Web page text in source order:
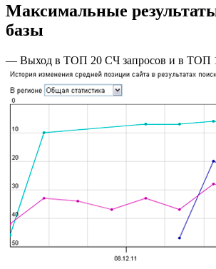
Максимальные
базы
— Выход в ТОП 20 СЧ запросов и в